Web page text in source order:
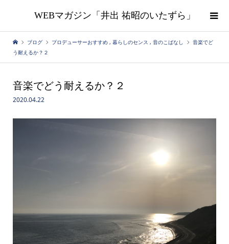
WEBマガジン「井出 祐昭のいたずら」
ブログ プロデューサーおすすめ , 暮らしのセンス , 音のこばなし
音楽でど
う耐えるか？２
音楽でどう耐えるか？２
2020.04.22